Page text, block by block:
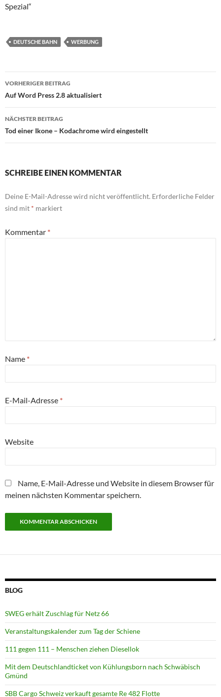
Spezial“
DEUTSCHE BAHN WERBUNG
Beitragsnavigation
VORHERIGER BEITRAG
Auf Word Press 2.8 aktualisiert
NÄCHSTER BEITRAG
Tod einer Ikone – Kodachrome wird eingestellt
SCHREIBE EINEN KOMMENTAR
Deine E-Mail-Adresse wird nicht veröffentlicht. Erforderliche Felder
sind mit * markiert
Kommentar *
Name *
E-Mail-Adresse *
Website
Name, E-Mail-Adresse und Website in diesem Browser für
meinen nächsten Kommentar speichern.
BLOG
SWEG erhält Zuschlag für Netz 66
Veranstaltungskalender zum Tag der Schiene
111 gegen 111 – Menschen ziehen Diesellok
Mit dem Deutschlandticket von Kühlungsborn nach Schwäbisch
Gmünd
SBB Cargo Schweiz verkauft gesamte Re 482 Flotte